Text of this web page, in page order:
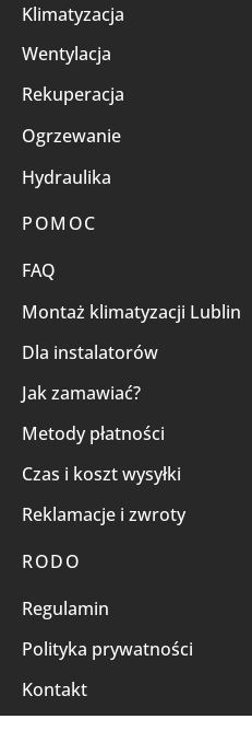
Klimatyzacja
Wentylacja
Rekuperacja
Ogrzewanie
Hydraulika
POMOC
FAQ
Montaż klimatyzacji Lublin
Dla instalatorów
Jak zamawiać?
Metody płatności
Czas i koszt wysyłki
Reklamacje i zwroty
RODO
Regulamin
Polityka prywatności
Kontakt